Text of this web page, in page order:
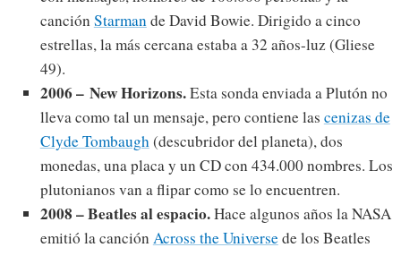
canciónStarmande David Bowie. Dirigido a cinco
estrellas, la más cercana estaba a 32 años-luz (Gliese
49).
2006 – New Horizons.Esta sonda enviada a Plutón no
lleva como tal un mensaje, pero contiene las cenizas de
Clyde Tombaugh(descubridor del planeta), dos
monedas, una placa y un CD con 434.000 nombres. Los
plutonianos van a flipar como se lo encuentren.
2008 – Beatles al espacio.Hace algunos años la NASA
emitió la canciónAcross the Universede los Beatles